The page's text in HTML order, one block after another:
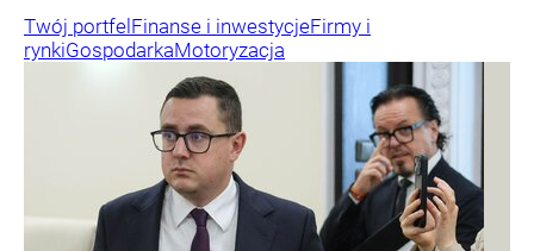
Twój portfel Finanse i inwestycjeFirmy i
rynkiGospodarkaMotoryzacja